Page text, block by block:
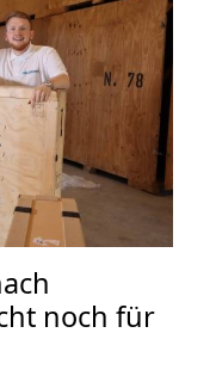
noch für